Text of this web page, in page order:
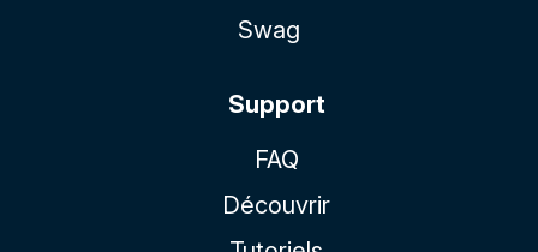
Swag
Support
FAQ
Découvrir